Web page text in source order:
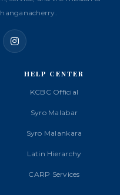
HELP CENTER
KCBC Official
Syro Malabar
Syro Malankara
Latin Hierarchy
CARP Services